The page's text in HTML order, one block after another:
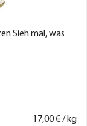
Sieh mal, was
17,00€ / kg